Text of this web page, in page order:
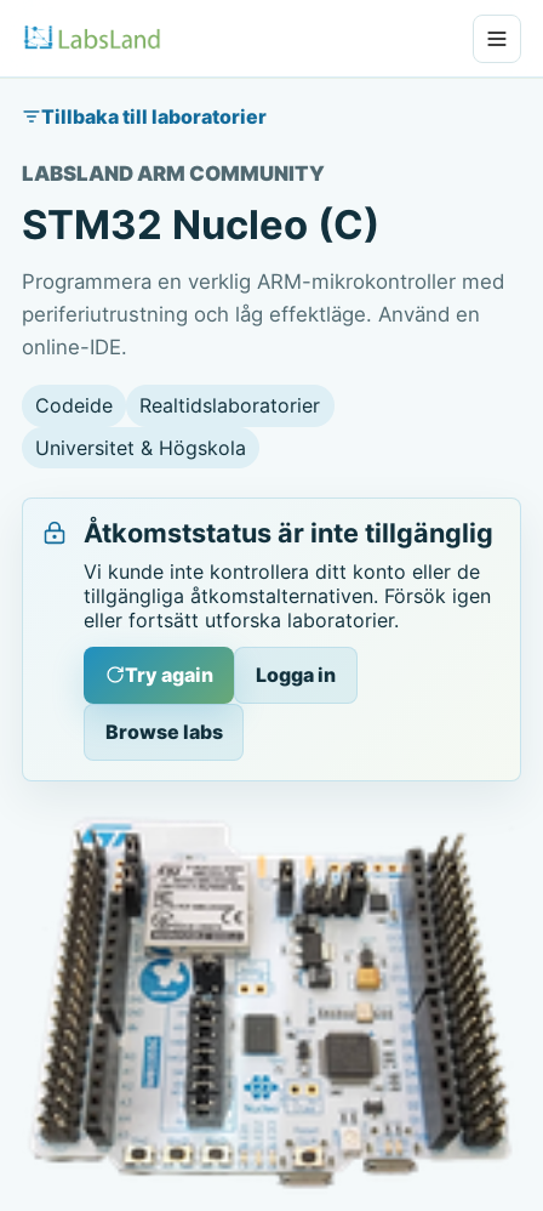
Tillbaka till laboratorier
LABSLAND ARM COMMUNITY
STM32 Nucleo (C)
Programmera en verklig ARM-mikrokontroller med
periferiutrustning och låg effektläge. Använd en
online-IDE.
Codeide
Realtidslaboratorier
Universitet & Högskola
Åtkomststatus är inte tillgänglig
Vi kunde inte kontrollera ditt konto eller de
tillgängliga åtkomstalternativen. Försök igen
eller fortsätt utforska laboratorier.
Try again Logga in
Browse labs